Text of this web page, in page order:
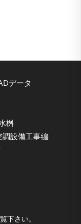
データ
桝
調設備工事編
下さい。